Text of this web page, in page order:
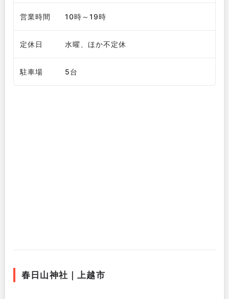
営業時間 10時～19時
定休日 水曜、ほか不定休
駐車場 5台
春日山神社｜上越市